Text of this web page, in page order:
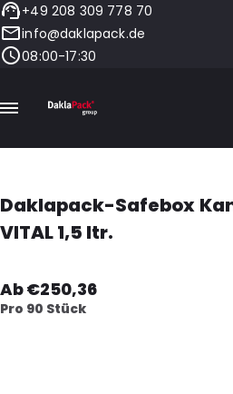
+49 208 309 778 70
info@daklapack.de
08:00-17:30
Daklapack-Safebox
VITAL 1,5 ltr.
Ab €250,36
Pro 90 Stück